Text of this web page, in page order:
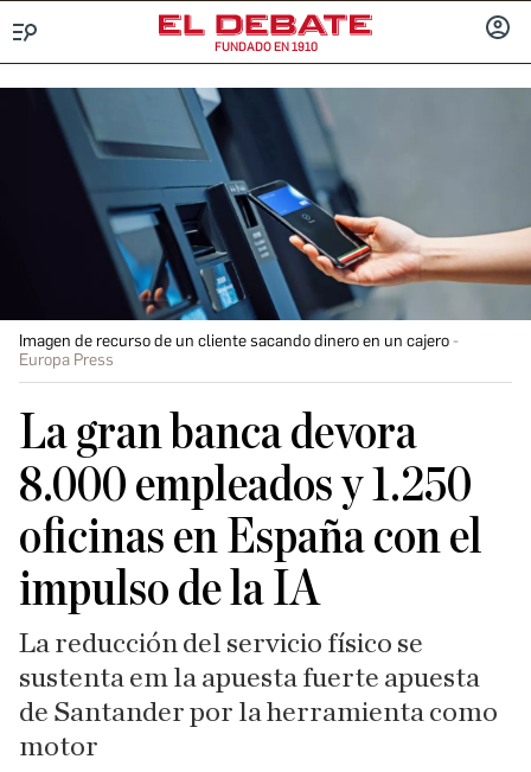
FUNDADO EN 1910
Imagen de recurso de un cliente sacando dinero en un cajero
Europa Press
La gran banca devora
8.000 empleados y 1.250
oficinas en España con el
impulso de la IA
La reducción del servicio físico se
sustenta em la apuesta fuerte apuesta
de Santander por la herramienta como
motor